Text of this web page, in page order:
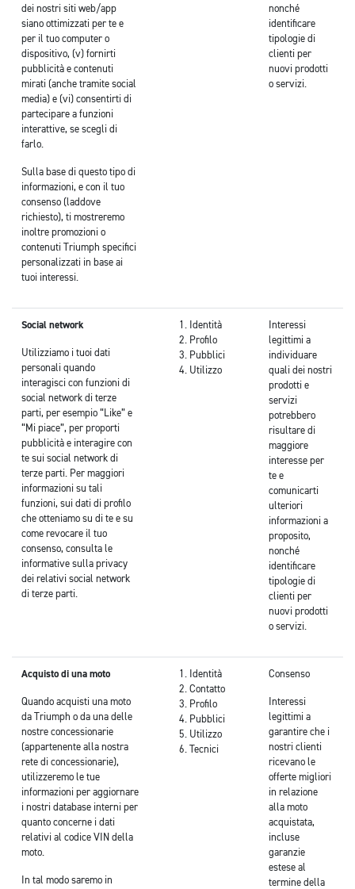
dei nostri siti web/app
siano ottimizzati per te e
per il tuo computer o
dispositivo, (v) fornirti
pubblicità e contenuti
mirati (anche tramite social
media) e (vi) consentirti di
partecipare a funzioni
interattive, se scegli di
farlo.
Sulla base di questo tipo di
informazioni, e con il tuo
consenso (laddove
richiesto), ti mostreremo
inoltre promozioni o
contenuti Triumph specifici
personalizzati in base ai
tuoi interessi.
nonché
identificare
tipologie di
clienti per
nuovi prodotti
o servizi.
Social network
Utilizziamo i tuoi dati
personali quando
interagisci con funzioni di
social network di terze
parti, per esempio “Like” e
“Mi piace”, per proporti
pubblicità e interagire con
te sui social network di
terze parti. Per maggiori
informazioni su tali
funzioni, sui dati di profilo
che otteniamo su di te e su
come revocare il tuo
consenso, consulta le
informative sulla privacy
dei relativi social network
di terze parti.
Identità
Profilo
Pubblici
Utilizzo
Interessi
legittimi a
individuare
quali dei nostri
prodotti e
servizi
potrebbero
risultare di
maggiore
interesse per
te e
comunicarti
ulteriori
informazioni a
proposito,
nonché
identificare
tipologie di
clienti per
nuovi prodotti
o servizi.
Acquisto di una moto
Quando acquisti una moto
da Triumph o da una delle
nostre concessionarie
(appartenente alla nostra
rete di concessionarie),
utilizzeremo le tue
informazioni per aggiornare
i nostri database interni per
quanto concerne i dati
relativi al codice VIN della
moto.
In tal modo saremo in
Identità
Contatto
Profilo
Pubblici
Utilizzo
Tecnici
Consenso
Interessi
legittimi a
garantire che i
nostri clienti
ricevano le
offerte migliori
in relazione
alla moto
acquistata,
incluse
garanzie
estese al
termine della